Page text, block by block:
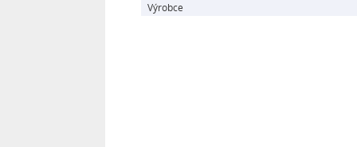
Výrobce